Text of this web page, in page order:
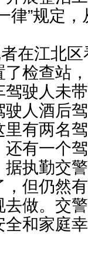
律”规定
在江北区
检查站
驶人未
人酒后
有两名
有一个
执勤交
但仍然
做。交
和家庭